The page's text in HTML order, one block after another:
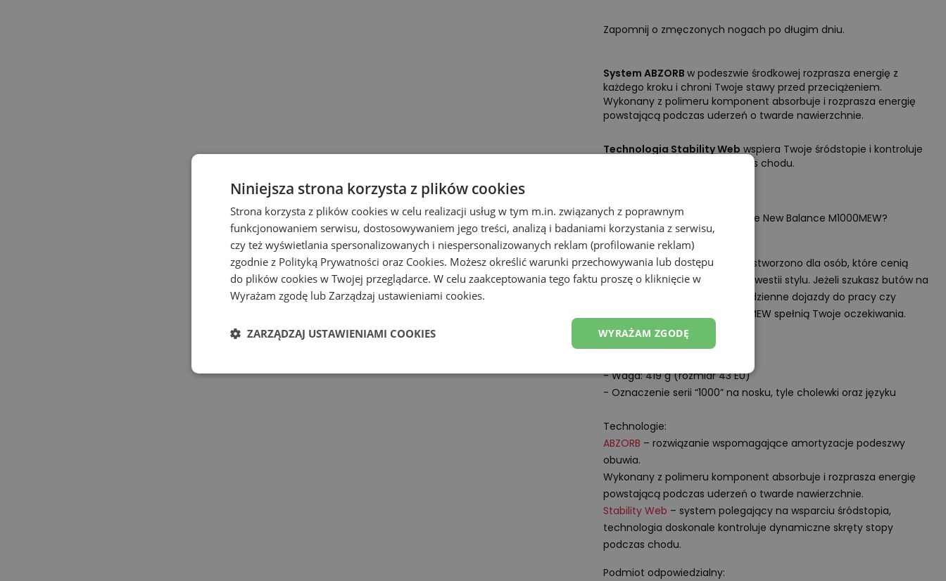
Zapomnij o zmęczonych nogach po długim dniu.
System ABZORB w podeszwie środkowej rozprasza energię z
każdego kroku i chroni Twoje stawy przed przeciążeniem.
Wykonany z polimeru komponent absorbuje i rozprasza energię
powstającą podczas uderzeń o twarde nawierzchnie.
Technologia Stability Web wspiera Twoje śródstopie i kontroluje
naturalne skręty stopy podczas chodu.
Dla kogo są białe buty sportowe New Balance M1000MEW?
Białe sneakersy NB M1000MEW stworzono dla osób, które cenią
komfort bez kompromisów w kwestii stylu. Jeżeli szukasz butów na
długie spacery po mieście, codzienne dojazdy do pracy czy
weekendowe wyjścia – M1000MEW spełnią Twoje oczekiwania.
- Waga: 419 g (rozmiar 43 EU)
- Oznaczenie serii “1000” na nosku, tyle cholewki oraz języku
Technologie:
ABZORB – rozwiązanie wspomagające amortyzacje podeszwy
obuwia.
Wykonany z polimeru komponent absorbuje i rozprasza energię
powstającą podczas uderzeń o twarde nawierzchnie.
Stability Web – system polegający na wsparciu śródstopia,
technologia doskonale kontroluje dynamiczne skręty stopy
podczas chodu.
Podmiot odpowiedzialny:
Niniejsza strona korzysta z plików cookies
Strona korzysta z plików cookies w celu realizacji usług w tym m.in. związanych z poprawnym
funkcjonowaniem serwisu, dostosowywaniem jego treści, analizą i badaniami korzystania z serwisu,
czy też wyświetlania spersonalizowanych i niespersonalizowanych reklam (profilowanie reklam)
zgodnie z Polityką Prywatności oraz Cookies. Możesz określić warunki przechowywania lub dostępu
do plików cookies w Twojej przeglądarce. W celu zaakceptowania tego faktu proszę o kliknięcie w
Wyrażam zgodę lub Zarządzaj ustawieniami cookies.
WYRAŻAM ZGODĘ
ZARZĄDZAJ USTAWIENIAMI COOKIES